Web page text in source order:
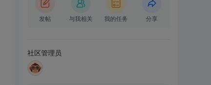
发帖 与我相关 我的任务 分享
社区管理员